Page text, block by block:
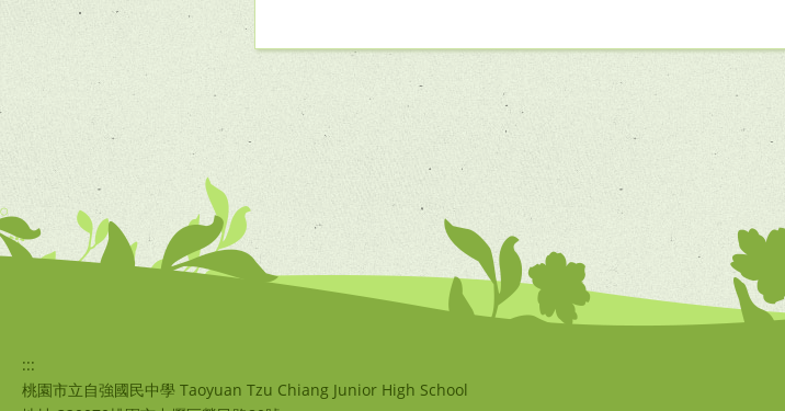
:::
桃園市立自強國民中學 Taoyuan Tzu Chiang Junior High School